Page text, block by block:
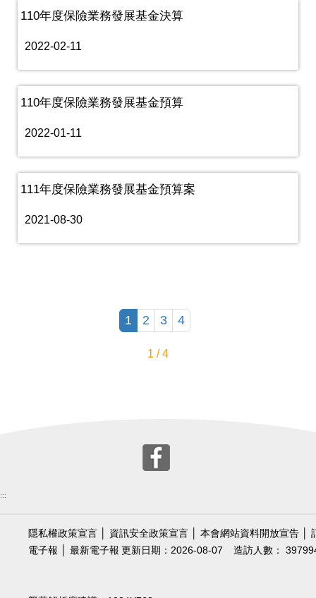
110年度保險業務發展基金決算
2022-02-11
110年度保險業務發展基金預算
2022-01-11
111年度保險業務發展基金預算案
2021-08-30
1 2 3 4
1 / 4
:::
隱私權政策宣言 資訊安全政策宣言 本會網站資料開放宣告
電子報
最新電子報 造訪人數：
更新日期：2026-08-07